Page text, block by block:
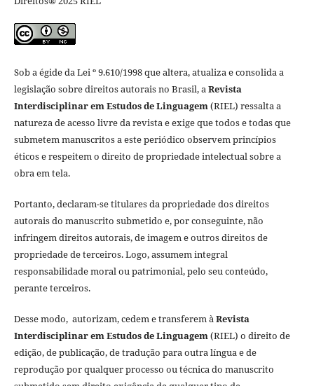
Sob a égide da Lei º 9.610/1998 que altera, atualiza e consolida a
legislação sobre direitos autorais no Brasil, aRevista
Interdisciplinar em Estudos de Linguagem(RIEL) ressalta a
natureza de acesso livre da revista e exige que todos e todas que
submetem manuscritos a este periódico observem princípios
éticos e respeitem o direito de propriedade intelectual sobre a
obra em tela.
Portanto, declaram-se titulares da propriedade dos direitos
autorais do manuscrito submetido e, por conseguinte, não
infringem direitos autorais, de imagem e outros direitos de
propriedade de terceiros. Logo, assumem integral
responsabilidade moral ou patrimonial, pelo seu conteúdo,
perante terceiros.
Desse modo, autorizam, cedem e transferem àRevista
Interdisciplinar em Estudos de Linguagem(RIEL) o direito de
edição, de publicação, de tradução para outra língua e de
reprodução por qualquer processo ou técnica do manuscrito